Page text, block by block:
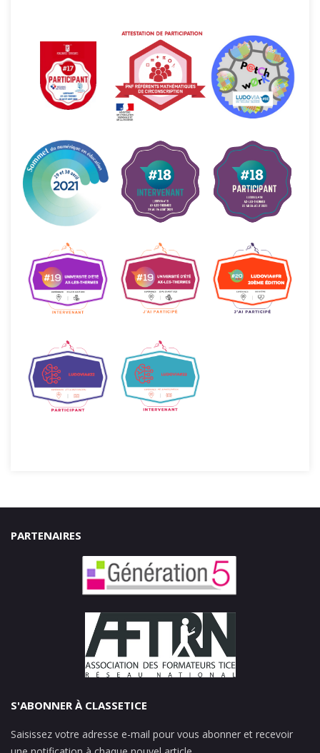
PARTENAIRES
S'ABONNER À CLASSETICE
Saisissez votre adresse e-mail pour vous abonner et recevoir